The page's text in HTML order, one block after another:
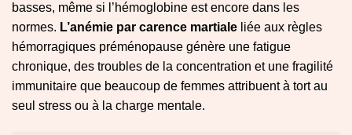
basses, même si l’hémoglobine est encore dans les
normes. L’anémie par carence martiale liée aux règles
hémorragiques préménopause génère une fatigue
chronique, des troubles de la concentration et une fragilité
immunitaire que beaucoup de femmes attribuent à tort au
seul stress ou à la charge mentale.